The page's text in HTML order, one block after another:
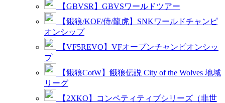
【GBVSR】GBVSワールドツアー
【餓狼/KOF/侍/龍虎】SNKワールドチャンピ
オンシップ
【VF5REVO】VFオープンチャンピオンシッ
プ
【餓狼CotW】餓狼伝説 City of the Wolves 地域
リーグ
【2XKO】コンペティティブシリーズ（非世